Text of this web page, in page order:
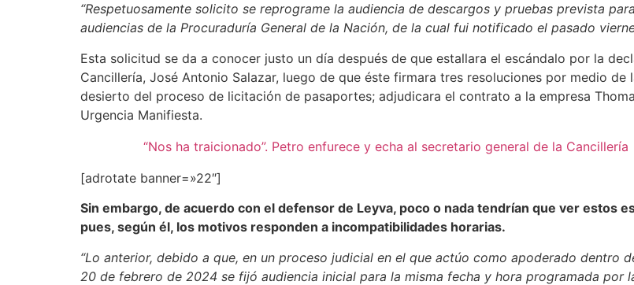
“Respetuosamente solicito se reprograme la audiencia de descargos y pruebas prevista
audiencias de la Procuraduría General de la Nación, de la cual fui notificado el pasado
Esta solicitud se da a conocer justo un día después de que estallara el escándalo por la
Cancillería, José Antonio Salazar, luego de que éste firmara tres resoluciones por medio
desierto del proceso de licitación de pasaportes; adjudicara el contrato a la empresa
Urgencia Manifiesta.
“Nos ha traicionado”. Petro enfurece y echa al secretario general de la Cancillería
[adrotate banner=»22″]
Sin embargo, de acuerdo con el defensor de Leyva, poco o nada tendrían que ver estos
pues, según él, los motivos responden a incompatibilidades horarias.
“Lo anterior, debido a que, en un proceso judicial en el que actúo como apoderado dentro
20 de febrero de 2024 se fijó audiencia inicial para la misma fecha y hora programada por